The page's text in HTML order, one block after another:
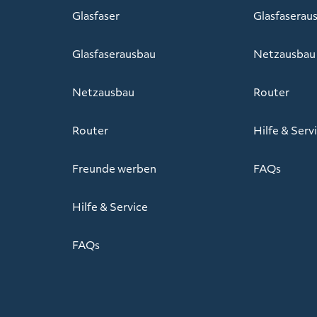
Glasfaser
Glasfaserausbau
Netzausbau
Router
Freunde werben
Hilfe & Service
FAQs
Netzausbau
Router
Hilfe &
FAQs